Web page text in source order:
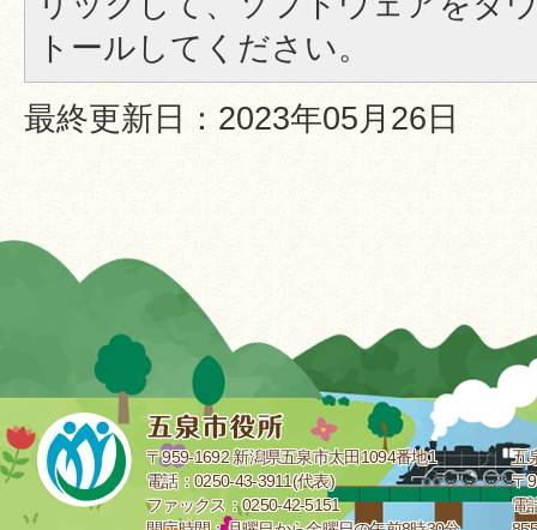
トールしてください。
最終更新日：2023年05月26日
〒959-1692 新潟県五泉市太田1094番地1
電話：0250-43-3911(代表)
ファックス：0250-42-5151
五
〒
電